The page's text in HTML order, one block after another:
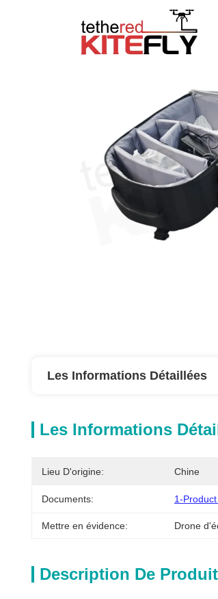
Les Informations Détaillées
Les Informations
Lieu D'origine: Chine
Documents: 1-
Mettre en évidence: Drone
Description De Produit